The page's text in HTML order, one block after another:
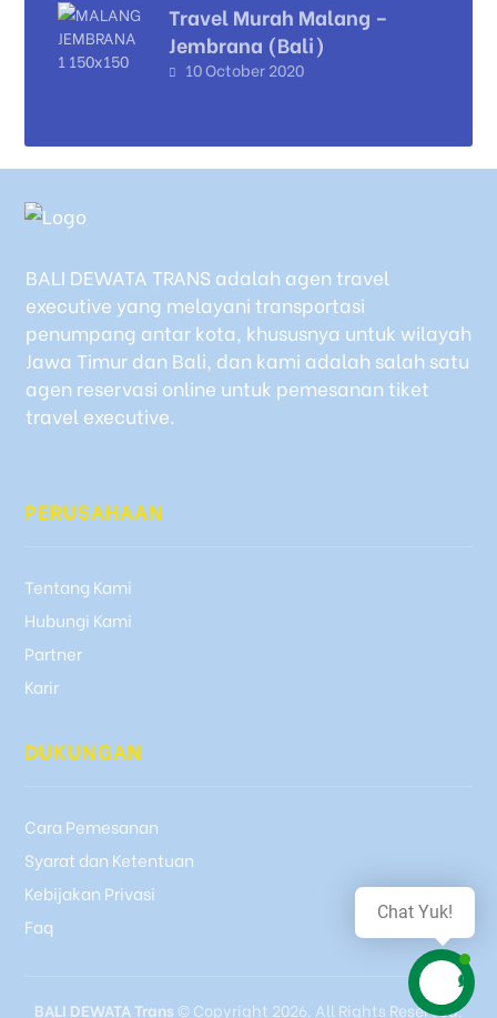
Travel Murah Malang –
Jembrana (Bali)
10 October 2020
BALI DEWATA TRANS adalah agen travel
executive yang melayani transportasi
penumpang antar kota, khususnya untuk wilayah
Jawa Timur dan Bali, dan kami adalah salah satu
agen reservasi online untuk pemesanan tiket
travel executive.
PERUSAHAAN
Tentang Kami
Hubungi Kami
Partner
Karir
DUKUNGAN
Cara Pemesanan
Syarat dan Ketentuan
Kebijakan Privasi
Faq
BALI DEWATA Trans © Copyright 2026. All Rights Reserved.
Chat Yuk!